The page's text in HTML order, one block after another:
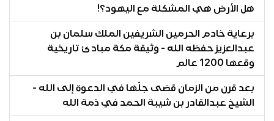
هل الأرض هي المشكلة مع اليهود؟!
برعاية خادم الحرمين الشريفين الملك سلمان بن
عبدالعزيز حفظه الله - وثيقة مكة مبادئ تاريخية
وقعها 1200 عالم
بعد قرن من الزمان قضى جلّها في الدعوة إلى الله -
الشيخ عبدالقادر بن شيبة الحمد في ذمة الله